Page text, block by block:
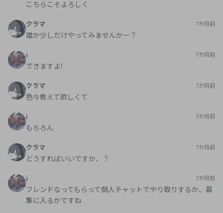
こちらこそよろしく
クラマ 7か月前
誰か少しだけやってみませんかー？
i 7か月前
できますよ!
クラマ 7か月前
色々教えて欲しくて
i 7か月前
もちろん
クラマ 7か月前
どうすればいいですか、？
i 7か月前
フレンドなってもらって個人チャットでやり取りするか、募
集に入るかですね